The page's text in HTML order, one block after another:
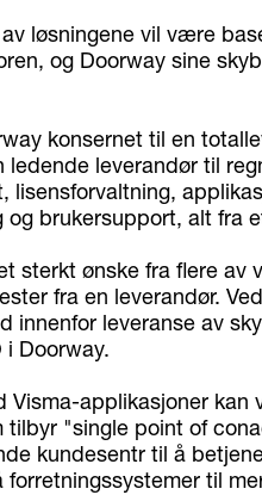
løsningene vil være
og Doorway sine
konsernet til en
ledende leverandør til
lisensforvaltning,
og brukersupport, alt fra
sterkt ønske fra flere av
fra en leverandør.
innenfor leveranse av
i Doorway.
Visma-applikasjoner
tilbyr "single point of
kundesentr til å
til